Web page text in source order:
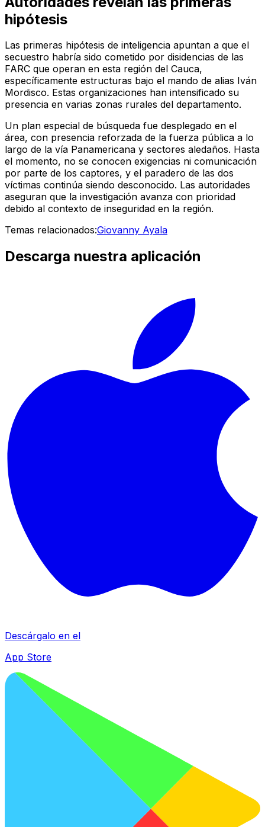
hipótesis
Las primeras hipótesis de inteligencia apuntan a que el
secuestro habría sido cometido por disidencias de las
FARC que operan en esta región del Cauca,
específicamente estructuras bajo el mando de alias Iván
Mordisco. Estas organizaciones han intensificado su
presencia en varias zonas rurales del departamento.
Un plan especial de búsqueda fue desplegado en el
área, con presencia reforzada de la fuerza pública a lo
largo de la vía Panamericana y sectores aledaños. Hasta
el momento, no se conocen exigencias ni comunicación
por parte de los captores, y el paradero de las dos
víctimas continúa siendo desconocido. Las autoridades
aseguran que la investigación avanza con prioridad
debido al contexto de inseguridad en la región.
Temas relacionados:Giovanny Ayala
Descarga nuestra aplicación
Descárgalo en el
App Store